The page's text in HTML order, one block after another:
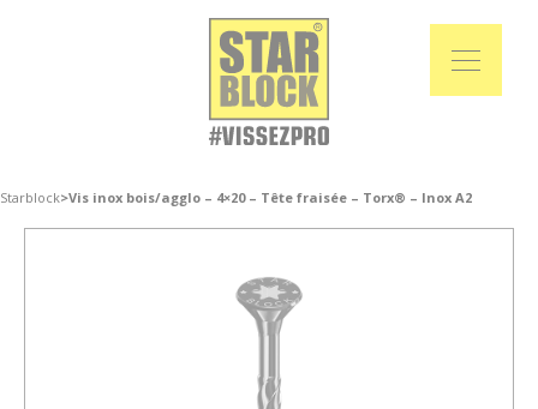
Starblock>Vis inox bois/agglo – 4×20 – Tête fraisée – Torx® – Inox A2